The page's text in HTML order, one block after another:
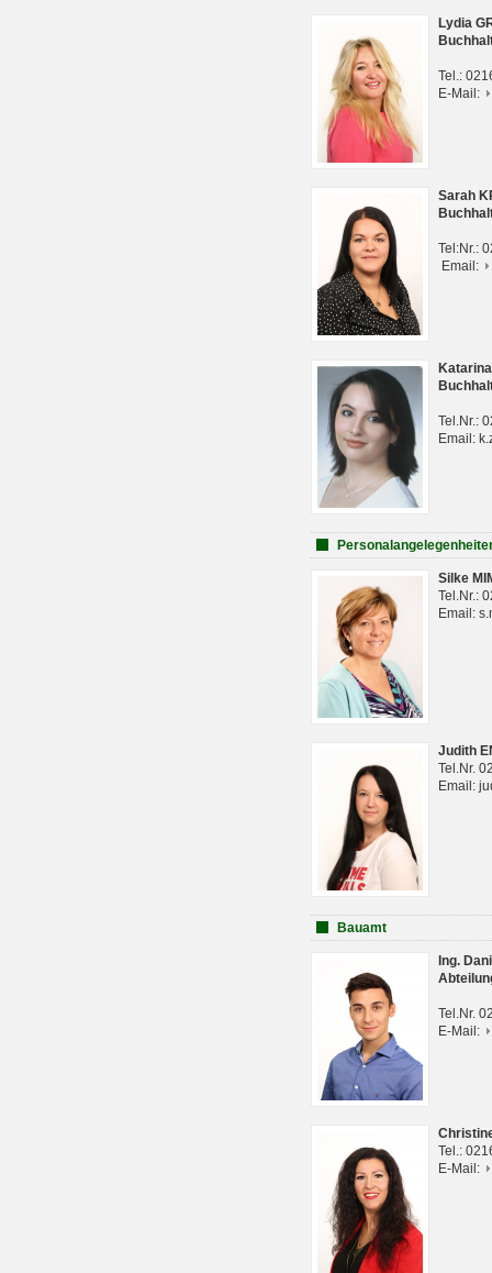
Lydia
Tel.:
E-Mail:
Sarah
Tel:Nr.:
Email:
Tel.Nr.:
Email:
Silke
Tel.Nr.:
Email:
Judith
Tel.Nr.
Email:
Bauamt
Ing.
Tel.Nr.
E-Mail:
Tel.:
E-Mail: